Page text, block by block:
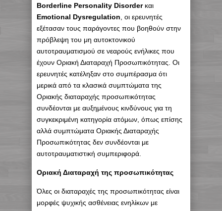
Borderline Personality Disorderκαι
Emotional Dysregulation , οι ερευνητές
εξέτασαν τους παράγοντες που βοηθούν στην
πρόβλεψη του μη αυτοκτονικού
αυτοτραυματισμού σε νεαρούς ενήλικες που
έχουν Οριακή Διαταραχή Προσωπικότητας. Οι
ερευνητές κατέληξαν στο συμπέρασμα ότι
μερικά από τα κλασικά συμπτώματα της
Οριακής διαταραχής προσωπικότητας
συνδέονται με αυξημένους κινδύνους για τη
συγκεκριμένη κατηγορία ατόμων, όπως επίσης
αλλά συμπτώματα Oριακής Διαταραχής
Προσωπικότητας δεν συνδέονται με
αυτοτραυματιστική συμπεριφορά.
Οριακή Διαταραχή της προσωπικότητας
Όλες οι διαταραχές της προσωπικότητας είναι
μορφές ψυχικής ασθένειας ενηλίκων με